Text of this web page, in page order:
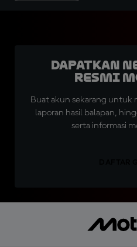
Dapatkan
Resmi
Buat akun sekarang untuk
laporan hasil balapan,
serta informasi